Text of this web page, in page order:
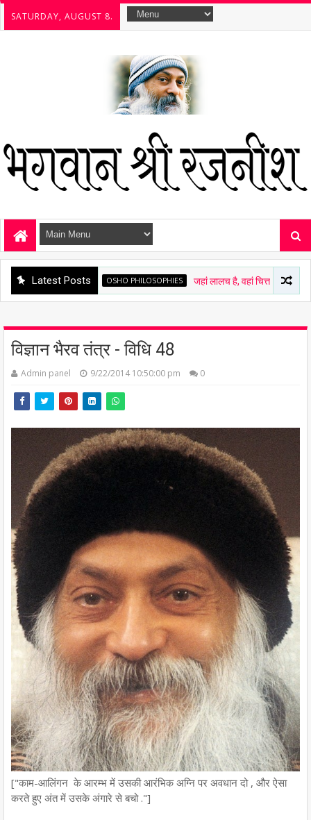
SATURDAY, AUGUST 8.
Latest PostsOSHO PHILOSOPHIES जहां लालच है, वहां चित्त अशांत है - ओशो
विज्ञान भैरव तंत्र - विधि 48
Admin panel 9/22/2014 10:50:00 pm 0
["काम-आलिंगन के आरम्भ में उसकी आरंभिक अग्नि पर अवधान दो , और ऐसा
करते हुए अंत में उसके अंगारे से बचो ."]